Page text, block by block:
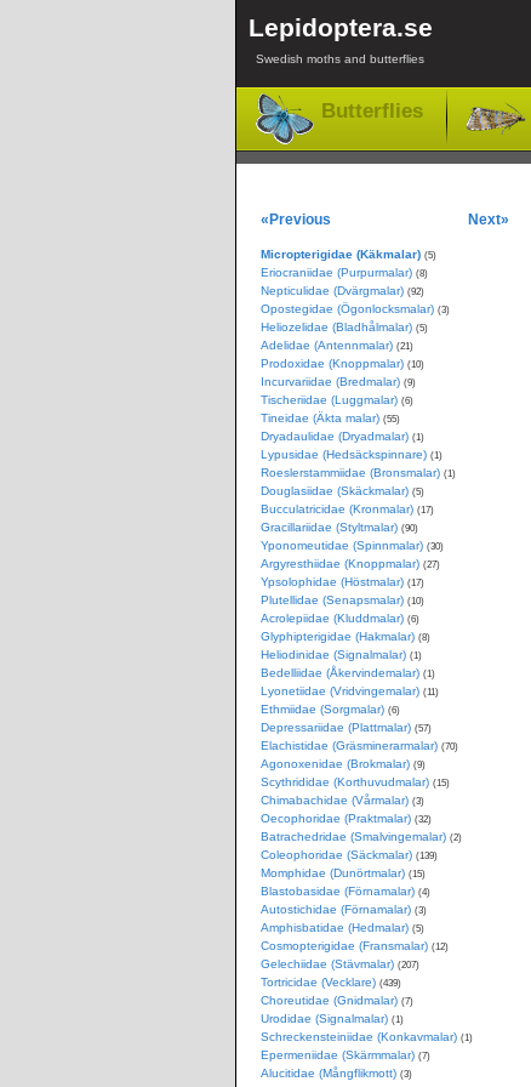
Lepidoptera.se
Swedish moths and butterflies
Butterflies
«Previous Next»
Micropterigidae (Käkmalar) (5)
Eriocraniidae (Purpurmalar) (8)
Nepticulidae (Dvärgmalar) (92)
Opostegidae (Ögonlocksmalar) (3)
Heliozelidae (Bladhålmalar) (5)
Adelidae (Antennmalar) (21)
Prodoxidae (Knoppmalar) (10)
Incurvariidae (Bredmalar) (9)
Tischeriidae (Luggmalar) (6)
Tineidae (Äkta malar) (55)
Dryadaulidae (Dryadmalar) (1)
Lypusidae (Hedsäckspinnare) (1)
Roeslerstammiidae (Bronsmalar) (1)
Douglasiidae (Skäckmalar) (5)
Bucculatricidae (Kronmalar) (17)
Gracillariidae (Styltmalar) (90)
Yponomeutidae (Spinnmalar) (30)
Argyresthiidae (Knoppmalar) (27)
Ypsolophidae (Höstmalar) (17)
Plutellidae (Senapsmalar) (10)
Acrolepiidae (Kluddmalar) (6)
Glyphipterigidae (Hakmalar) (8)
Heliodinidae (Signalmalar) (1)
Bedelliidae (Åkervindemalar) (1)
Lyonetiidae (Vridvingemalar) (11)
Ethmiidae (Sorgmalar) (6)
Depressariidae (Plattmalar) (57)
Elachistidae (Gräsminerarmalar) (70)
Agonoxenidae (Brokmalar) (9)
Scythrididae (Korthuvudmalar) (15)
Chimabachidae (Vårmalar) (3)
Oecophoridae (Praktmalar) (32)
Batrachedridae (Smalvingemalar) (2)
Coleophoridae (Säckmalar) (139)
Momphidae (Dunörtmalar) (15)
Blastobasidae (Förnamalar) (4)
Autostichidae (Förnamalar) (3)
Amphisbatidae (Hedmalar) (5)
Cosmopterigidae (Fransmalar) (12)
Gelechiidae (Stävmalar) (207)
Tortricidae (Vecklare) (439)
Choreutidae (Gnidmalar) (7)
Urodidae (Signalmalar) (1)
Schreckensteiniidae (Konkavmalar) (1)
Epermeniidae (Skärmmalar) (7)
Alucitidae (Mångflikmott) (3)